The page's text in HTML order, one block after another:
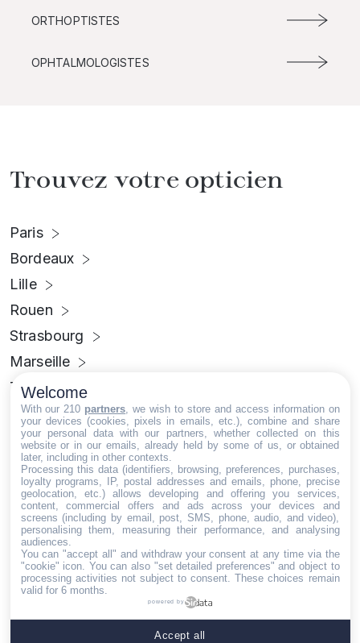
ORTHOPTISTES
OPHTALMOLOGISTES
Trouvez votre opticien
Paris
Bordeaux
Lille
Rouen
Strasbourg
Marseille
Toulouse
Montpellier
Nice
Toulon
Lyon
Grenoble
Clermont-Ferrand
Limoges
Dijon
Nantes
Welcome
With our 210 partners , we wish to store and access information on
your devices (cookies, pixels in emails, etc.), combine and share
your personal data with our partners, whether collected on this
website or in our emails, already held by some of us, or obtained
later, including in other contexts.
Processing this data (identifiers, browsing, preferences, purchases,
loyalty programs, IP, postal addresses and emails, phone, precise
geolocation, etc.) allows developing and offering you services,
content, commercial offers and ads across your devices and
screens (including by email, post, SMS, phone, audio, and video),
personalising them, measuring their performance, and analysing
audiences.
You can "accept all" and withdraw your consent at any time via the
"cookie" icon . You can also "set detailed preferences" and object to
processing activities not subject to consent. These choices remain
valid for 6 months.
powered by
Accept all